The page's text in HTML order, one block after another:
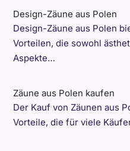
Design-Zäune aus Polen
Design-Zäune aus Polen
Vorteilen, die sowohl
Aspekte…
Zäune aus Polen kaufen
Der Kauf von Zäunen aus
Vorteile, die für viele